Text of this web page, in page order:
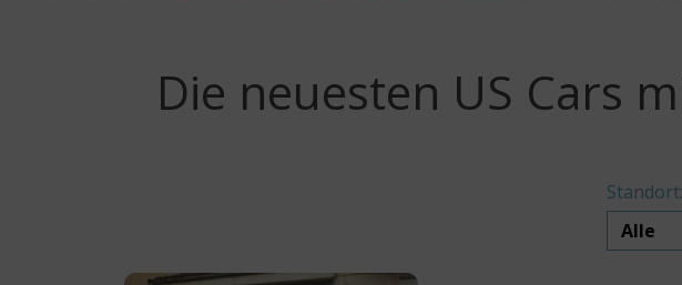
Die neuesten US Cars
Standort: